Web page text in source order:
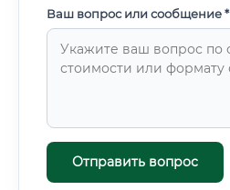
Ваш вопрос или сообщение *
Отправить вопрос